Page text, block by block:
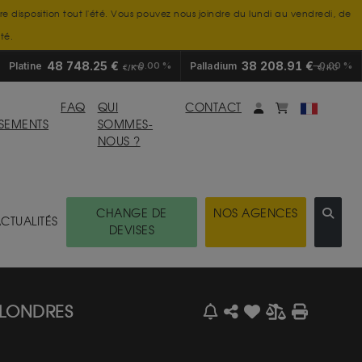
disposition tout l'été. Vous pouvez nous joindre du lundi au vendredi, de
Platine 48 748.25 € €/KG0.00 % Palladium 38 208.91 €€/KG
0.00 %
FAQ
QUI
SOMMES-
NOUS ?
CONTACT Mon compte
monpanier
CHANGE DE
DEVISES
NOS AGENCES